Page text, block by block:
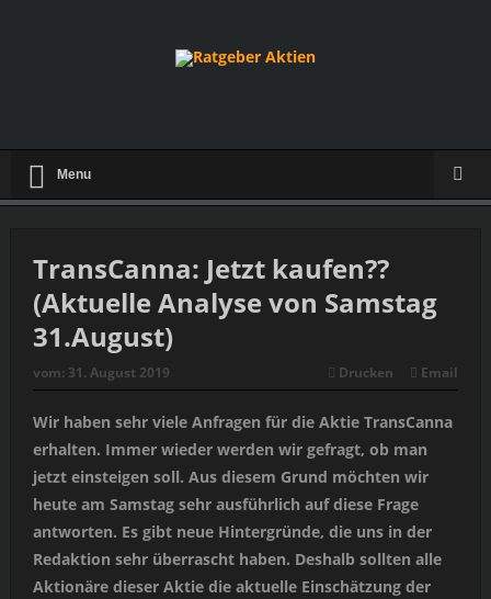
Menu
TransCanna: Jetzt kaufen??
(Aktuelle Analyse von Samstag
31.August)
vom: 31. August 2019 Drucken Email
Wir haben sehr viele Anfragen für die Aktie TransCanna
erhalten. Immer wieder werden wir gefragt, ob man
jetzt einsteigen soll. Aus diesem Grund möchten wir
heute am Samstag sehr ausführlich auf diese Frage
antworten. Es gibt neue Hintergründe, die uns in der
Redaktion sehr überrascht haben. Deshalb sollten alle
Aktionäre dieser Aktie die aktuelle Einschätzung der